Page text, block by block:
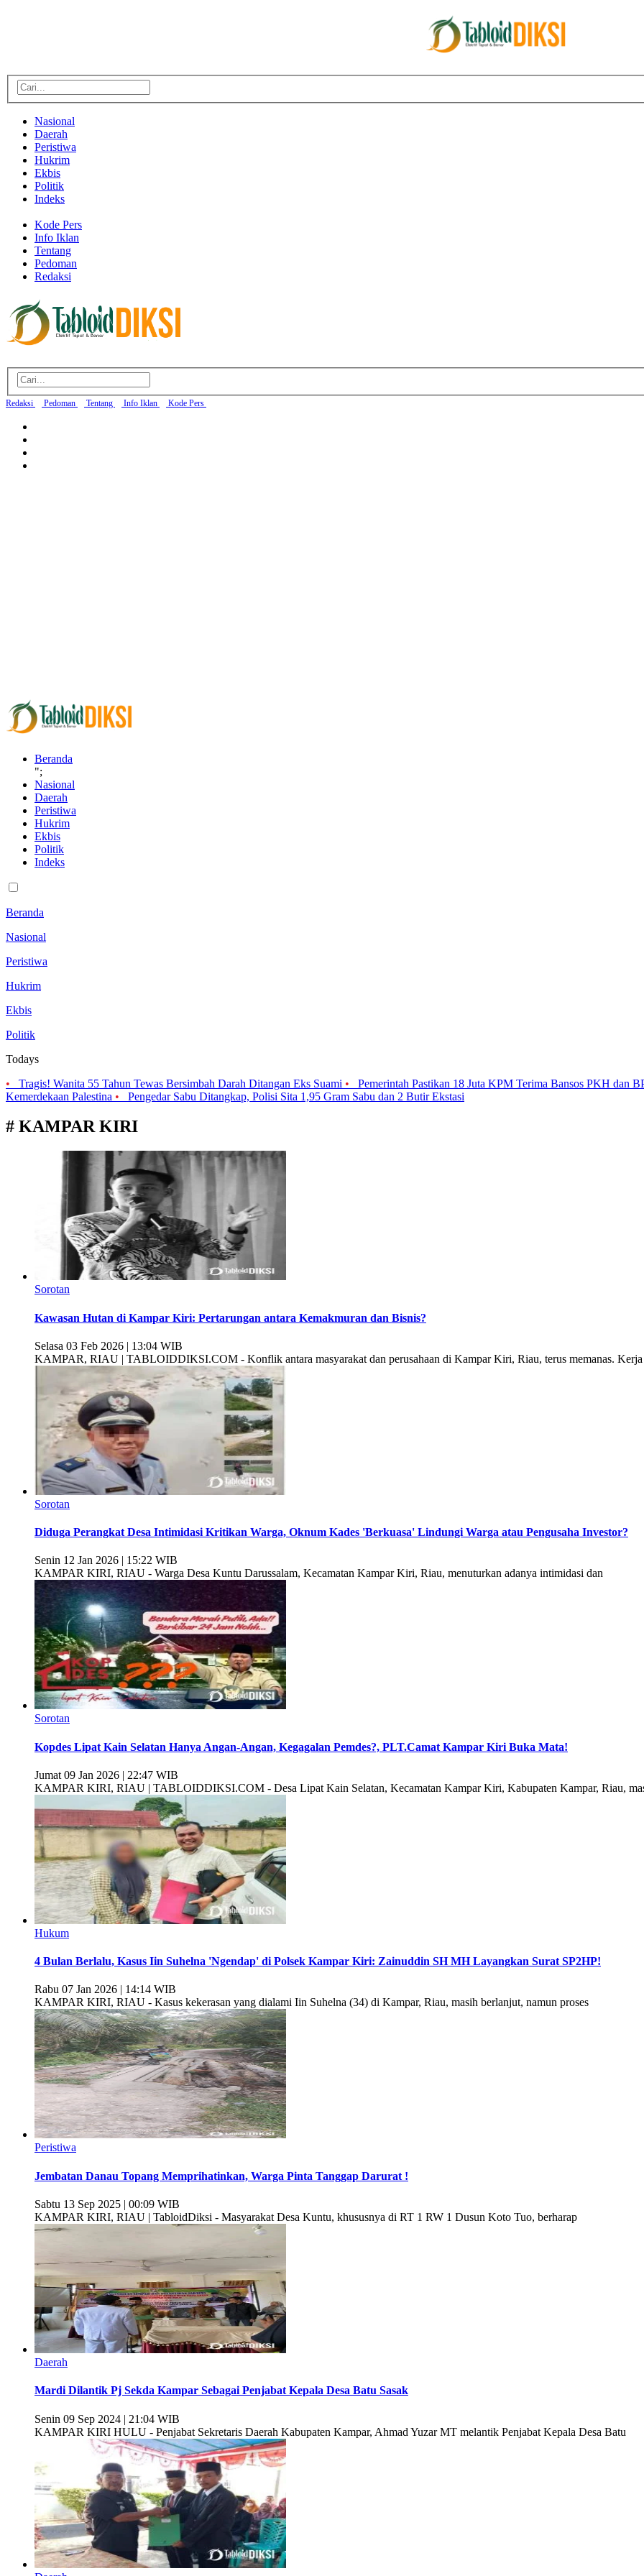
Nasional
Daerah
Peristiwa
Hukrim
Ekbis
Politik
Indeks
Kode Pers
Info Iklan
Tentang
Pedoman
Redaksi
Redaksi Pedoman Tentang Info Iklan Kode Pers
Beranda
";
Nasional
Daerah
Peristiwa
Hukrim
Ekbis
Politik
Indeks
Beranda
Nasional
Peristiwa
Hukrim
Ekbis
Politik
Todays
•
Tragis! Wanita 55 Tahun Tewas Bersimbah Darah Ditangan Eks Suami •
Pemerintah Pastikan 18 Juta KPM Terima Bansos PKH dan
Kemerdekaan Palestina • Pengedar Sabu Ditangkap, Polisi Sita 1,95 Gram Sabu dan 2 Butir Ekstasi
# KAMPAR KIRI
Sorotan
Kawasan Hutan di Kampar Kiri: Pertarungan antara Kemakmuran dan Bisnis?
Selasa 03 Feb 2026 | 13:04 WIB
KAMPAR, RIAU | TABLOIDDIKSI.COM - Konflik antara masyarakat dan perusahaan di Kampar Kiri, Riau, terus memanas. Kerja
Sorotan
Diduga Perangkat Desa Intimidasi Kritikan Warga, Oknum Kades 'Berkuasa' Lindungi Warga atau Pengusaha Investor?
Senin 12 Jan 2026 | 15:22 WIB
KAMPAR KIRI, RIAU - Warga Desa Kuntu Darussalam, Kecamatan Kampar Kiri, Riau, menuturkan adanya intimidasi dan
Sorotan
Kopdes Lipat Kain Selatan Hanya Angan-Angan, Kegagalan Pemdes?, PLT.Camat Kampar Kiri Buka Mata!
Jumat 09 Jan 2026 | 22:47 WIB
KAMPAR KIRI, RIAU | TABLOIDDIKSI.COM - Desa Lipat Kain Selatan, Kecamatan Kampar Kiri, Kabupaten Kampar, Riau,
Hukum
4 Bulan Berlalu, Kasus Iin Suhelna 'Ngendap' di Polsek Kampar Kiri: Zainuddin SH MH Layangkan Surat SP2HP!
Rabu 07 Jan 2026 | 14:14 WIB
KAMPAR KIRI, RIAU - Kasus kekerasan yang dialami Iin Suhelna (34) di Kampar, Riau, masih berlanjut, namun proses
Peristiwa
Jembatan Danau Topang Memprihatinkan, Warga Pinta Tanggap Darurat !
Sabtu 13 Sep 2025 | 00:09 WIB
KAMPAR KIRI, RIAU | TabloidDiksi - Masyarakat Desa Kuntu, khususnya di RT 1 RW 1 Dusun Koto Tuo, berharap
Daerah
Mardi Dilantik Pj Sekda Kampar Sebagai Penjabat Kepala Desa Batu Sasak
Senin 09 Sep 2024 | 21:04 WIB
KAMPAR KIRI HULU - Penjabat Sekretaris Daerah Kabupaten Kampar, Ahmad Yuzar MT melantik Penjabat Kepala Desa Batu